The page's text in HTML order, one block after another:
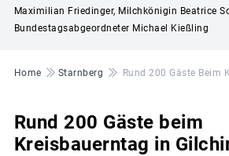
Maximilian Friedinger, Milchkönigin Beatrice
Bundestagsabgeordneter Michael Kießling
Pfadnavigation
Home Starnberg Rund 200 Gäste Beim
Rund 200 Gäste beim
Kreisbauerntag in